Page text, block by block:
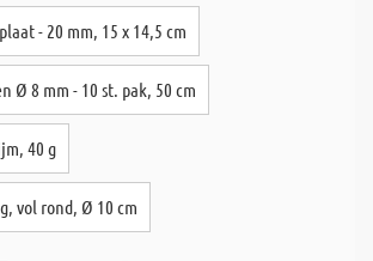
- 20 mm, 15 x 14,5 cm
Ø 8 mm - 10 st. pak, 50 cm
40 g
vol rond, Ø 10 cm